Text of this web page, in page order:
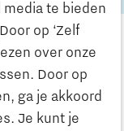
te bieden
op ‘Zelf
over onze
Door op
ga je akkoord
Je kunt je